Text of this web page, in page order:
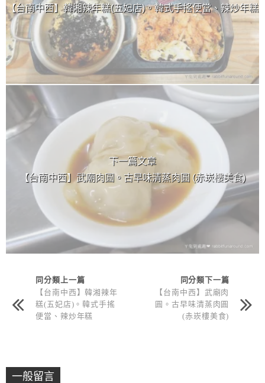
【台南中西】韓湘辣年糕(五妃店)。韓式手搖便當、辣炒年糕
下一篇文章
【台南中西】武廟肉圓。古早味清蒸肉圓 (赤崁樓美食)
同分類上一篇
【台南中西】韓湘辣年
糕(五妃店)。韓式手搖
便當、辣炒年糕
同分類下一篇
【台南中西】武廟肉
圓。古早味清蒸肉圓
(赤崁樓美食)
一般留言